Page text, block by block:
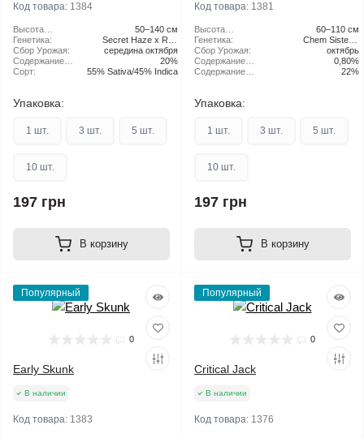
Код товара: 1384
Высота
растения:
50–140 см
Генетика:
Secret Haze x Red
Skunk
Сбор Урожая:
середина октября
Содержание
ТГК:
20%
Сорт:
55% Sativa/45% Indica
Упаковка:
1 шт. 3 шт. 5 шт.
10 шт.
197 грн
В корзину
Код товара: 1381
Высота
растения:
60–110 см
Генетика:
Chem Sister x
Chocolate Diesel x
Sour Dubb
Сбор Урожая:
октябрь
Содержание
CBD:
0,80%
Содержание
22%
Упаковка:
1 шт. 3 шт. 5 шт.
10 шт.
197 грн
В корзину
Популярный
0
Early Skunk
В наличии
Код товара: 1383
Популярный
0
Critical Jack
В наличии
Код товара: 1376